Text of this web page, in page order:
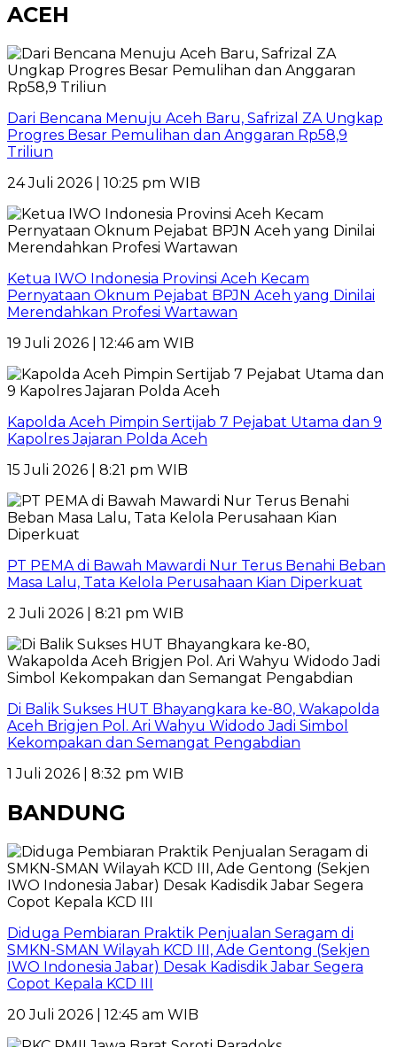
ACEH
Dari Bencana Menuju Aceh Baru, Safrizal ZA Ungkap
Progres Besar Pemulihan dan Anggaran Rp58,9
Triliun
24 Juli 2026 | 10:25 pm WIB
Ketua IWO Indonesia Provinsi Aceh Kecam
Pernyataan Oknum Pejabat BPJN Aceh yang Dinilai
Merendahkan Profesi Wartawan
19 Juli 2026 | 12:46 am WIB
Kapolda Aceh Pimpin Sertijab 7 Pejabat Utama dan 9
Kapolres Jajaran Polda Aceh
15 Juli 2026 | 8:21 pm WIB
PT PEMA di Bawah Mawardi Nur Terus Benahi Beban
Masa Lalu, Tata Kelola Perusahaan Kian Diperkuat
2 Juli 2026 | 8:21 pm WIB
Di Balik Sukses HUT Bhayangkara ke-80, Wakapolda
Aceh Brigjen Pol. Ari Wahyu Widodo Jadi Simbol
Kekompakan dan Semangat Pengabdian
1 Juli 2026 | 8:32 pm WIB
BANDUNG
Diduga Pembiaran Praktik Penjualan Seragam di
SMKN-SMAN Wilayah KCD III, Ade Gentong (Sekjen
IWO Indonesia Jabar) Desak Kadisdik Jabar Segera
Copot Kepala KCD III
20 Juli 2026 | 12:45 am WIB